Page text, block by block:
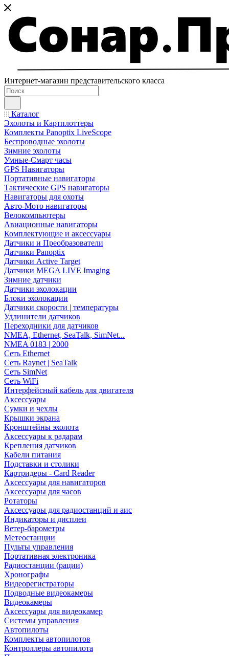
Интернет-магазин представительского класса
Каталог
Эхолоты и Картплоттеры
Комплекты Panoptix LiveScope
Беспроводные эхолоты
Зимние эхолоты
Умные-Смарт часы
GPS Навигаторы
Портативные навигаторы
Тактические GPS навигаторы
Навигаторы для охоты
Авто-Мото навигаторы
Велокомпьютеры
Авиационные навигаторы
Комплектующие и аксессуары
Датчики и Преобразователи
Датчики Panoptix
Датчики Active Target
Датчики MEGA LIVE Imaging
Зимние датчики
Датчики эхолокации
Блоки эхолокации
Датчики скорости | температуры
Удлинители датчиков
Переходники для датчиков
NMEA, Ethernet, SeaTalk, SimNet...
NMEA 0183 | 2000
Сеть Ethernet
Сеть Raynet | SeaTalk
Сеть SimNet
Сеть WiFi
Интерфейсный кабель для двигателя
Аксессуары
Сумки и чехлы
Крышки экрана
Кронштейны эхолота
Аксессуары к радарам
Крепления датчиков
Кабели питания
Подставки и столики
Картридеры - Card Reader
Аксессуары для навигаторов
Аксессуары для часов
Ротаторы
Аксессуары для радиостанций и аис
Индикаторы и дисплеи
Ветер-барометры
Метеостанции
Пульты управления
Портативная электроника
Радиостанции (рации)
Хронографы
Видеорегистраторы
Подводные видеокамеры
Видеокамеры
Аксессуары для видеокамер
Системы управления
Автопилоты
Комплекты автопилотов
Контроллеры автопилота